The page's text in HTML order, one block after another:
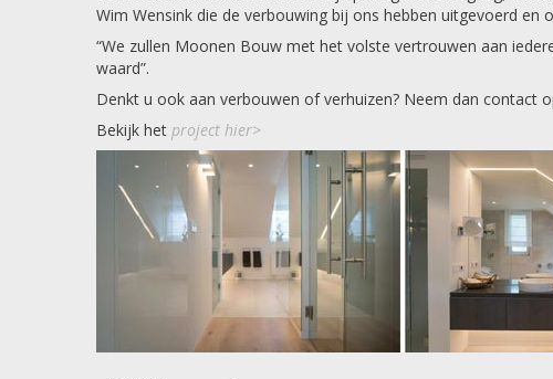
Wim Wensink die de verbouwing bij ons hebben uitgevoerd
“We zullen Moonen Bouw met het volste vertrouwen aan
waard”.
Denkt u ook aan verbouwen of verhuizen? Neem dan contact
Bekijk het project hier>